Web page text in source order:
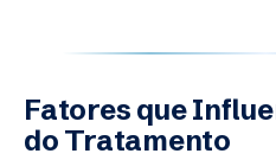
Fatores que
do Tratamento